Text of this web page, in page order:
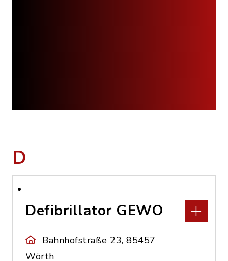
D
Defibrillator GEWO
Bahnhofstraße 23, 85457
Wörth